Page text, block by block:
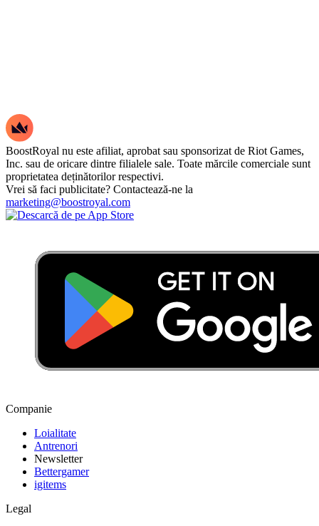
BoostRoyal nu este afiliat, aprobat sau sponsorizat de Riot Games,
Inc. sau de oricare dintre filialele sale. Toate mărcile comerciale sunt
proprietatea deținătorilor respectivi.
Vrei să faci publicitate? Contactează-ne la
marketing@boostroyal.com
Companie
Loialitate
Antrenori
Newsletter
Bettergamer
igitems
Legal